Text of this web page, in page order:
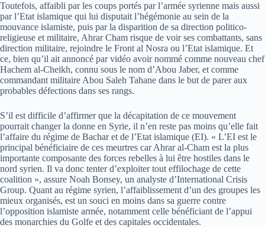
Toutefois, affaibli par les coups portés par l’armée syrienne mais aussi
par l’Etat islamique qui lui disputait l’hégémonie au sein de la
mouvance islamiste, puis par la disparition de sa direction politico-
religieuse et militaire, Ahrar Cham risque de voir ses combattants, sans
direction militaire, rejoindre le Front al Nosra ou l’Etat islamique. Et
ce, bien qu’il ait annoncé par vidéo avoir nommé comme nouveau chef
Hachem al-Cheikh, connu sous le nom d’Abou Jaber, et comme
commandant militaire Abou Saleh Tahane dans le but de parer aux
probables défections dans ses rangs.
S’il est difficile d’affirmer que la décapitation de ce mouvement
pourrait changer la donne en Syrie, il n’en reste pas moins qu’elle fait
l’affaire du régime de Bachar et de l’Etat islamique (EI). « L’EI est le
principal bénéficiaire de ces meurtres car Ahrar al-Cham est la plus
importante composante des forces rebelles à lui être hostiles dans le
nord syrien. Il va donc tenter d’exploiter tout effilochage de cette
coalition », assure Noah Bonsey, un analyste d’International Crisis
Group. Quant au régime syrien, l’affaiblissement d’un des groupes les
mieux organisés, est un souci en moins dans sa guerre contre
l’opposition islamiste armée, notamment celle bénéficiant de l’appui
des monarchies du Golfe et des capitales occidentales.